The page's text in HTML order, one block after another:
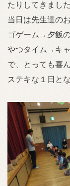
たりしてきました
当日は先生達の
ゴゲーム→夕飯
やつタイム→キ
で、とっても喜
ステキな１日と